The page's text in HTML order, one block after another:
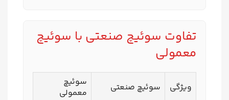
تفاوت سوئیچ صنعتی با سوئیچ
معمولی
ویژگی سوئیچ صنعتی
سوئیچ
معمولی